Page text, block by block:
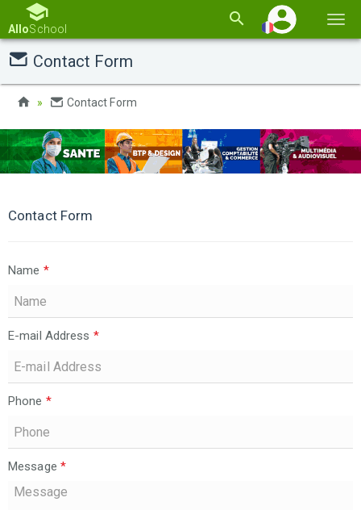
la
AlloSchool
Contact Form
Contact Form
Contact Form
Name *
E-mail Address *
Phone *
Message *